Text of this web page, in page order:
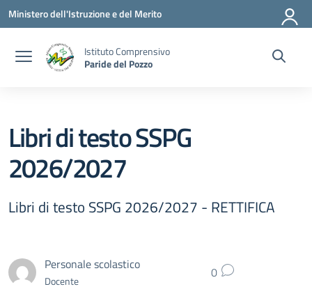
Vai ai contenuti
Vai al menu di navigazione
Vai al footer
Ministero dell'Istruzione e del Merito
Istituto Comprensivo
Paride del Pozzo
Libri di testo SSPG
2026/2027
Libri di testo SSPG 2026/2027 - RETTIFICA
Personale scolastico
Docente 0